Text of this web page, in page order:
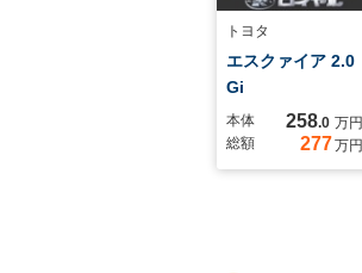
トヨタ
エスクァイア 2.0
Gi
本体 258.0 万円
総額
277万円